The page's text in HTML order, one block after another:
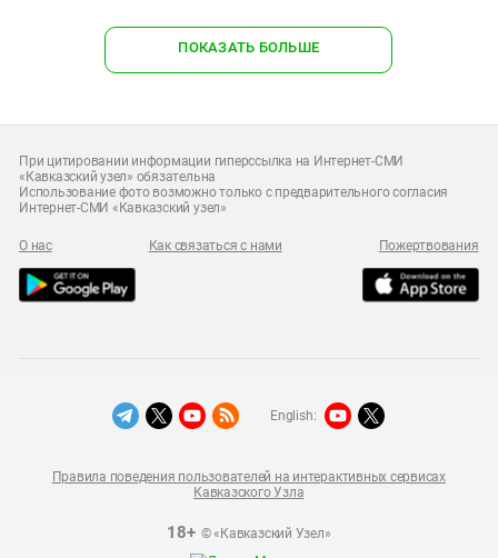
ПОКАЗАТЬ БОЛЬШЕ
При цитировании информации гиперссылка на Интернет-СМИ
«Кавказский узел» обязательна
Использование фото возможно только с предварительного согласия
Интернет-СМИ «Кавказский узел»
О нас Как связаться с нами Пожертвования
18+© «Кавказский Узел»
Правила поведения пользователей на интерактивных сервисах
Кавказского Узла
English: